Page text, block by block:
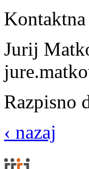
Jurij
Razpisno
‹ nazaj